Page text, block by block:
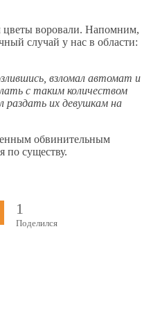
воровали. Напомним,
случай у нас в области:
взломал автомат и
с таким количеством
раздать их девушкам на
обвинительным
по существу.
1
Поделился